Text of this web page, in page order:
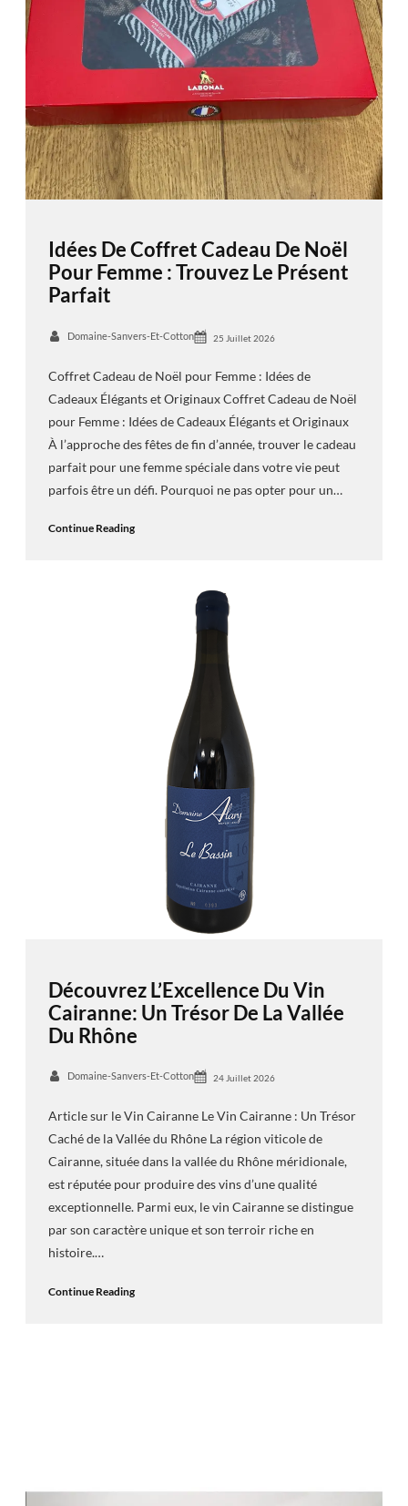
Idées De Coffret Cadeau De Noël
Pour Femme : Trouvez Le Présent
Parfait
Domaine-Sanvers-Et-Cotton 25 Juillet 2026
Coffret Cadeau de Noël pour Femme : Idées de
Cadeaux Élégants et Originaux Coffret Cadeau de Noël
pour Femme : Idées de Cadeaux Élégants et Originaux
À l’approche des fêtes de fin d’année, trouver le cadeau
parfait pour une femme spéciale dans votre vie peut
parfois être un défi. Pourquoi ne pas opter pour un…
Continue Reading
Découvrez L’Excellence Du Vin
Cairanne: Un Trésor De La Vallée
Du Rhône
Domaine-Sanvers-Et-Cotton 24 Juillet 2026
Article sur le Vin Cairanne Le Vin Cairanne : Un Trésor
Caché de la Vallée du Rhône La région viticole de
Cairanne, située dans la vallée du Rhône méridionale,
est réputée pour produire des vins d’une qualité
exceptionnelle. Parmi eux, le vin Cairanne se distingue
par son caractère unique et son terroir riche en
histoire.…
Continue Reading